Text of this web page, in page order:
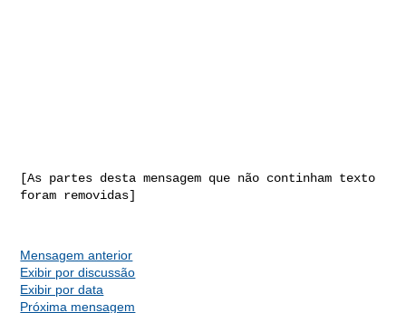
[As partes desta mensagem que não continham texto
foram removidas]
Mensagem anterior
Exibir por discussão
Exibir por data
Próxima mensagem